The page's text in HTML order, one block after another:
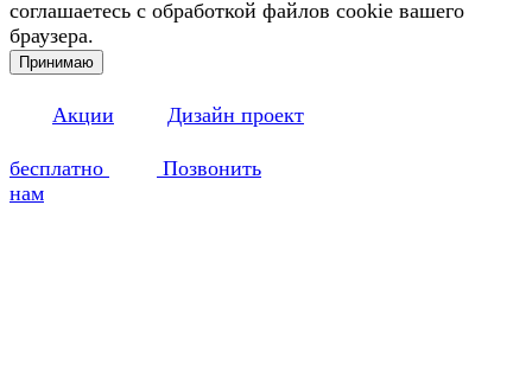
соглашаетесь с обработкой файлов cookie вашего
браузера.
Принимаю
Акции Дизайн проект
бесплатно
Позвонить
нам